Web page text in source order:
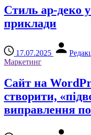
Стиль ар-деко у
приклади
17.07.2025
Маркетинг
Сайт на
створити,
виправлення